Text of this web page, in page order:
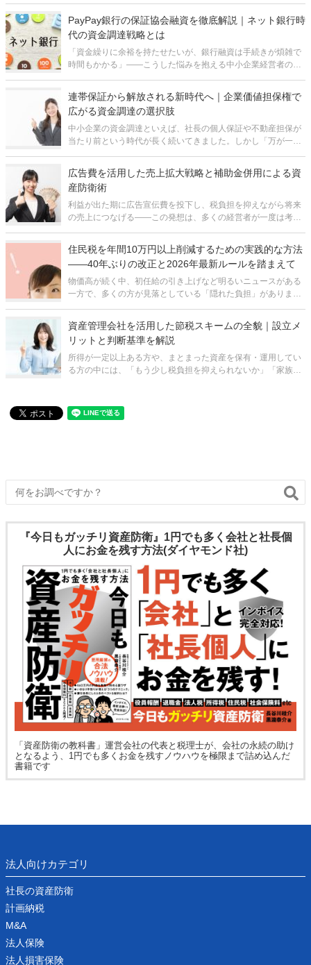
の納税負担増を不安視する声が
PayPay銀行の保証協会融資を徹底解説｜ネット銀行時
代の資金調達戦略とは
「資金繰りに余裕を持たせたいが、銀行融資は手続きが煩雑で
時間もかかる」――こうした悩みを抱える中小企業経営者の方
そんな中、2025年秋頃
連帯保証から解放される新時代へ｜企業価値担保権で
広がる資金調達の選択肢
中小企業の資金調達といえば、社長の個人保証や不動産担保が
当たり前という時代が長く続いてきました。しかし「万が一の
は2026年、その前提が
広告費を活用した売上拡大戦略と補助金併用による資
産防衛術
利益が出た期に広告宣伝費を投下し、税負担を抑えながら将来
の売上につなげる――この発想は、多くの経営者が一度は考え
らないのにお金だけが出ていく」と
住民税を年間10万円以上削減するための実践的な方法
――40年ぶりの改正と2026年最新ルールを踏まえて
物価高が続く中、初任給の引き上げなど明るいニュースがある
一方で、多くの方が見落としている「隠れた負担」がありま
がありません。住民税は前年の所得に
資産管理会社を活用した節税スキームの全貌｜設立メ
リットと判断基準を解説
所得が一定以上ある方や、まとまった資産を保有・運用してい
る方の中には、「もう少し税負担を抑えられないか」「家族に
りの伸びが鈍くなり、相続が視野に入
『今日もガッチリ資産防衛』1円でも多く会社と社長個
人にお金を残す方法(ダイヤモンド社)
「資産防衛の教科書」運営会社の代表と税理士が、会社の永続の助け
となるよう、1円でも多くお金を残すノウハウを極限まで詰め込んだ
書籍です
法人向けカテゴリ
社長の資産防衛
計画納税
M&A
法人保険
法人損害保険